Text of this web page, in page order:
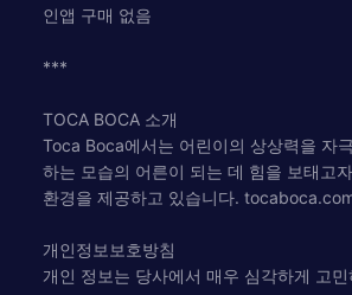
인앱 구매 없음
***
TOCA BOCA 소개
Toca Boca에서는 어린이의 상상력을 자
하는 모습의 어른이 되는 데 힘을 보태고
환경을 제공하고 있습니다.
개인정보보호방침
개인 정보는 당사에서 매우 심각하게 고